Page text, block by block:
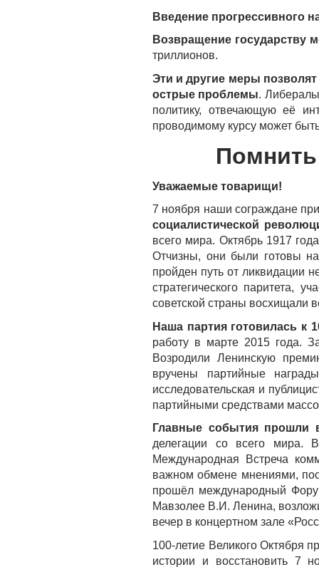
Введение прогрессивного
Возвращение государству
триллионов.
Эти и другие меры
острые проблемы. Либералы
политику, отвечающую её
проводимому курсу может
Уважаемые товарищи!
7 ноября наши сограждане
социалистической
всего мира. Октябрь 1917
Отчизны, они были готовы
пройден путь от ликвидации
стратегического паритета,
советской страны восхищали
Наша партия готовилась к
работу в марте 2015 года.
Возродили Ленинскую
вручены партийные
исследовательская и
партийными средствами
Главные события прошли
делегации со всего мира.
Международная Встреча
важном обмене мнениями,
прошёл международный
Мавзолее В.И. Ленина,
вечер в концертном зале
100-летие Великого Октября
истории и восстановить 7